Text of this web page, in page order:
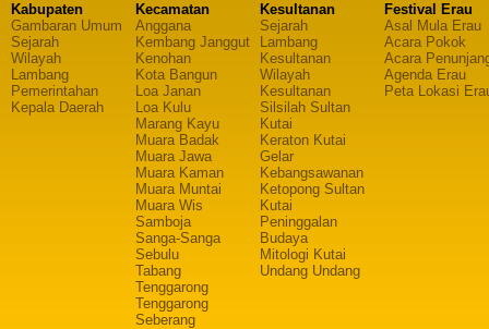
Kabupaten
Gambaran Umum
Sejarah
Wilayah
Lambang
Pemerintahan
Kepala Daerah
Kecamatan
Anggana
Kembang Janggut
Kenohan
Kota Bangun
Loa Janan
Loa Kulu
Marang Kayu
Muara Badak
Muara Jawa
Muara Kaman
Muara Muntai
Muara Wis
Samboja
Sanga-Sanga
Sebulu
Tabang
Tenggarong
Tenggarong
Seberang
Kesultanan
Sejarah
Lambang
Kesultanan
Wilayah
Kesultanan
Silsilah Sultan
Kutai
Keraton Kutai
Gelar
Kebangsawanan
Ketopong Sultan
Kutai
Peninggalan
Budaya
Mitologi Kutai
Undang Undang
Festival Erau
Asal Mula Erau
Acara Pokok
Acara
Agenda Erau
Peta Lokasi